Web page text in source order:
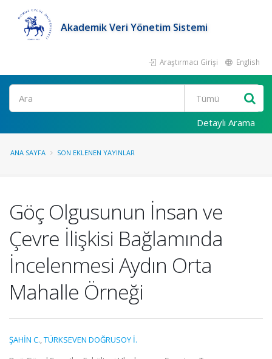
Akademik Veri Yönetim Sistemi
Araştırmacı Girişi English
Ara
Detaylı Arama
ANA SAYFA SON EKLENEN YAYINLAR
Göç Olgusunun İnsan ve
Çevre İlişkisi Bağlamında
İncelenmesi Aydın Orta
Mahalle Örneği
ŞAHİN C.,TÜRKSEVEN DOĞRUSOY İ.